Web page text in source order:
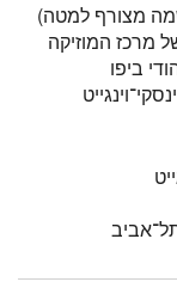
מצורף למטה)
מרכז המוזיקה
ביפו